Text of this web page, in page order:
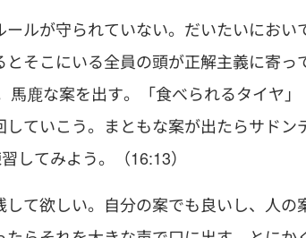
ルが守られていない。だいたいにおい
そこにいる全員の頭が正解主義に寄っ
鹿な案を出す。「食べられるタイヤ」
ていこう。まともな案が出たらサドン
してみよう。（16:13）
て欲しい。自分の案でも良いし、人の